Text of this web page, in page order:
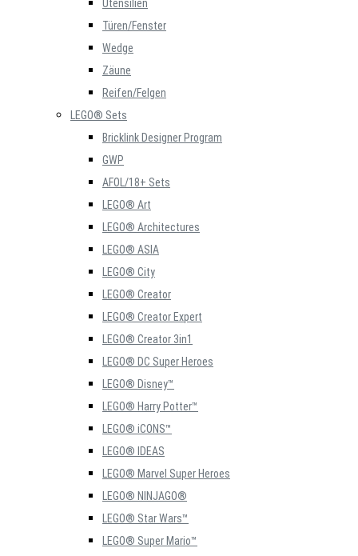
Utensilien
Türen/Fenster
Wedge
Zäune
Reifen/Felgen
LEGO® Sets
Bricklink Designer Program
GWP
AFOL/18+ Sets
LEGO® Art
LEGO® Architectures
LEGO® ASIA
LEGO® City
LEGO® Creator
LEGO® Creator Expert
LEGO® Creator 3in1
LEGO® DC Super Heroes
LEGO® Disney™
LEGO® Harry Potter™
LEGO® iCONS™
LEGO® IDEAS
LEGO® Marvel Super Heroes
LEGO® NINJAGO®
LEGO® Star Wars™
LEGO® Super Mario™